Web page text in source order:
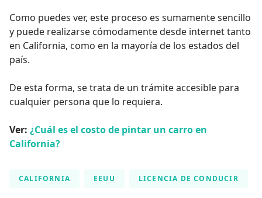
Como puedes ver, este proceso es sumamente sencillo
y puede realizarse cómodamente desde internet tanto
en California, como en la mayoría de los estados del
país.
De esta forma, se trata de un trámite accesible para
cualquier persona que lo requiera.
Ver: ¿Cuál es el costo de pintar un carro en
California?
CALIFORNIA EEUU LICENCIA DE CONDUCIR